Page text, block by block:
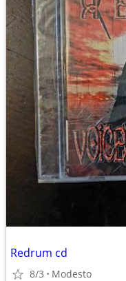
Redrum cd
8/3 Modesto